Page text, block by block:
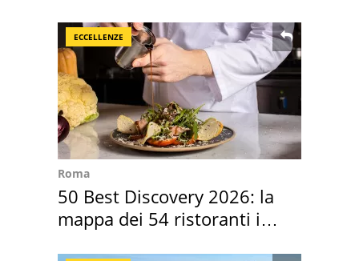
ECCELLENZE
Roma
50 Best Discovery 2026: la
mappa dei 54 ristoranti in